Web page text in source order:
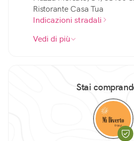
Ristorante Casa Tua
Indicazioni stradali
Vedi di più
Stai